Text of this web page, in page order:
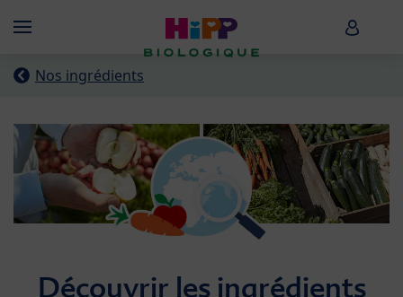
Menü HiPP
Nos ingrédients
Découvrir les ingrédients